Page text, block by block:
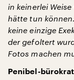
in keinerlei
hätte tun
keine einzige
der gefoltert
Fotos machen
Penibel-